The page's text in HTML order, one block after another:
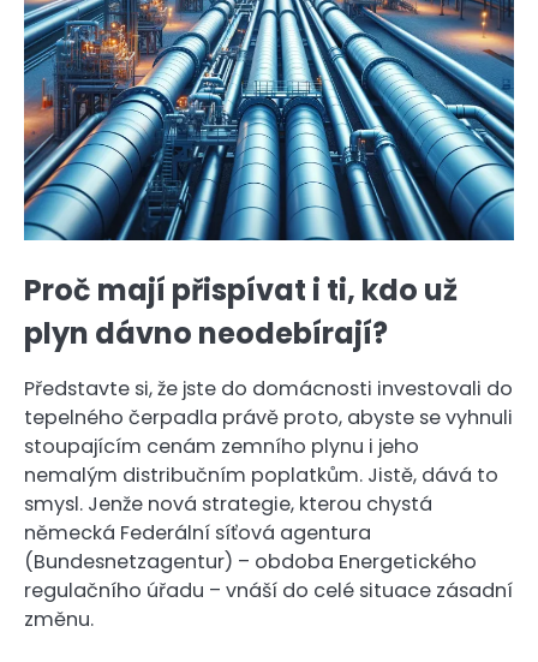
Proč mají přispívat i ti, kdo už
plyn dávno neodebírají?
Představte si, že jste do domácnosti investovali do
tepelného čerpadla právě proto, abyste se vyhnuli
stoupajícím cenám zemního plynu i jeho
nemalým distribučním poplatkům. Jistě, dává to
smysl. Jenže nová strategie, kterou chystá
německá Federální síťová agentura
(Bundesnetzagentur) – obdoba Energetického
regulačního úřadu – vnáší do celé situace zásadní
změnu.